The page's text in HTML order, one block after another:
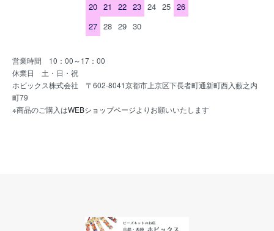
20 21 22 23 24 25 26
27 28 29 30
営業時間 10：00～17：00
休業日 土・日・祝
ホビックス株式会社 〒602-8041京都市上京区下長者町通新町西入藪之内
町79
※商品のご購入はWEBショップページよりお願いいたします